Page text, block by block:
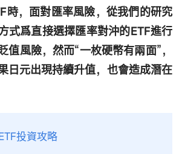
時，面對匯率風險，從我們的研究
式爲直接選擇匯率對沖的ETF進行
值風險，然而“一枚硬幣有兩面”，
日元出現持續升值，也會造成潛在
投資攻略